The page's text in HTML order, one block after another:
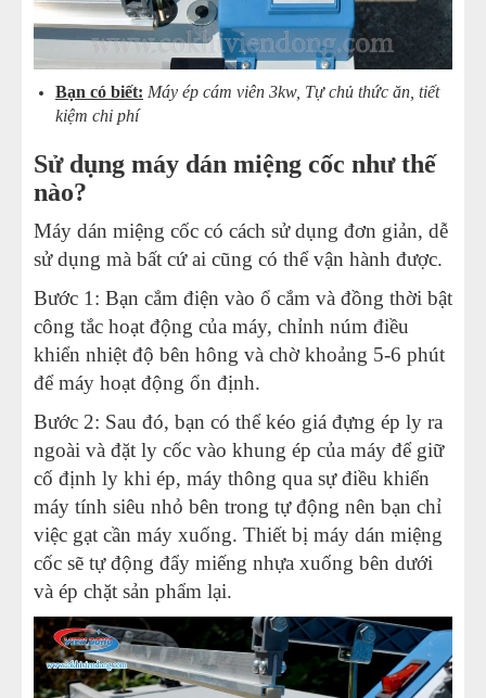
Bạn có biết: Máy ép cám viên 3kw, Tự chủ thức ăn, tiết
kiệm chi phí
Sử dụng máy dán miệng cốc như thế
nào?
Máy dán miệng cốc có cách sử dụng đơn giản, dễ
sử dụng mà bất cứ ai cũng có thể vận hành được.
Bước 1: Bạn cắm điện vào ổ cắm và đồng thời bật
công tắc hoạt động của máy, chỉnh núm điều
khiển nhiệt độ bên hông và chờ khoảng 5-6 phút
để máy hoạt động ổn định.
Bước 2: Sau đó, bạn có thể kéo giá đựng ép ly ra
ngoài và đặt ly cốc vào khung ép của máy để giữ
cố định ly khi ép, máy thông qua sự điều khiển
máy tính siêu nhỏ bên trong tự động nên bạn chỉ
việc gạt cần máy xuống. Thiết bị máy dán miệng
cốc sẽ tự động đẩy miếng nhựa xuống bên dưới
và ép chặt sản phẩm lại.